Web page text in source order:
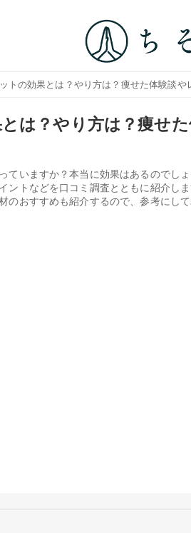
トの効果とは？やり方は？痩せた体験談や
は？やり方は？痩せ
ていますか？本当に効果はあるのでし
ントなどを口コミ調査とともに紹介し
おすすめも紹介するので、参考にして